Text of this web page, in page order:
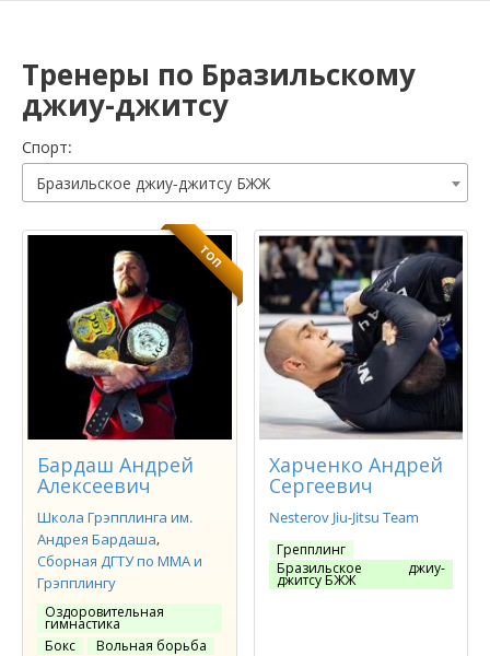
Тренеры по Бразильскому
джиу-джитсу
Cпорт:
Бразильское джиу-джитсу БЖЖ
ТОП
Бардаш Андрей
Алексеевич
Школа Грэпплинга им.
Андрея Бардаша
Сборная ДГТУ по ММА и
Грэпплингу
Оздоровительная
гимнастика
Бокс
Вольная борьба
Харченко Андрей
Сергеевич
Nesterov Jiu-Jitsu Team
Грепплинг
Бразильское джиу-
джитсу БЖЖ